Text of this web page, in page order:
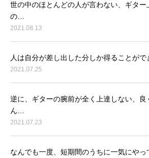
世の中のほとんどの人が言わない、ギター
の…
2021.08.13
人は自分が差し出した分しか得ることがで
2021.07.25
逆に、ギターの腕前が全く上達しない、良
ん…
2021.07.23
なんでも一度、短期間のうちに一気にや